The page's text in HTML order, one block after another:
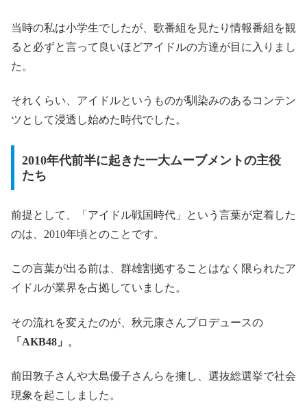
当時の私は小学生でしたが、歌番組を見たり情報番組を観
ると必ずと言って良いほどアイドルの方達が目に入りまし
た。
それくらい、アイドルというものが馴染みのあるコンテン
ツとして浸透し始めた時代でした。
2010年代前半に起きた一大ムーブメントの主役
たち
前提として、「アイドル戦国時代」という言葉が定着した
のは、2010年頃とのことです。
この言葉が出る前は、群雄割拠することはなく限られたア
イドルが業界を占拠していました。
その流れを変えたのが、秋元康さんプロデュースの
「AKB48」
。
前田敦子さんや大島優子さんらを擁し、選抜総選挙で社会
現象を起こしました。